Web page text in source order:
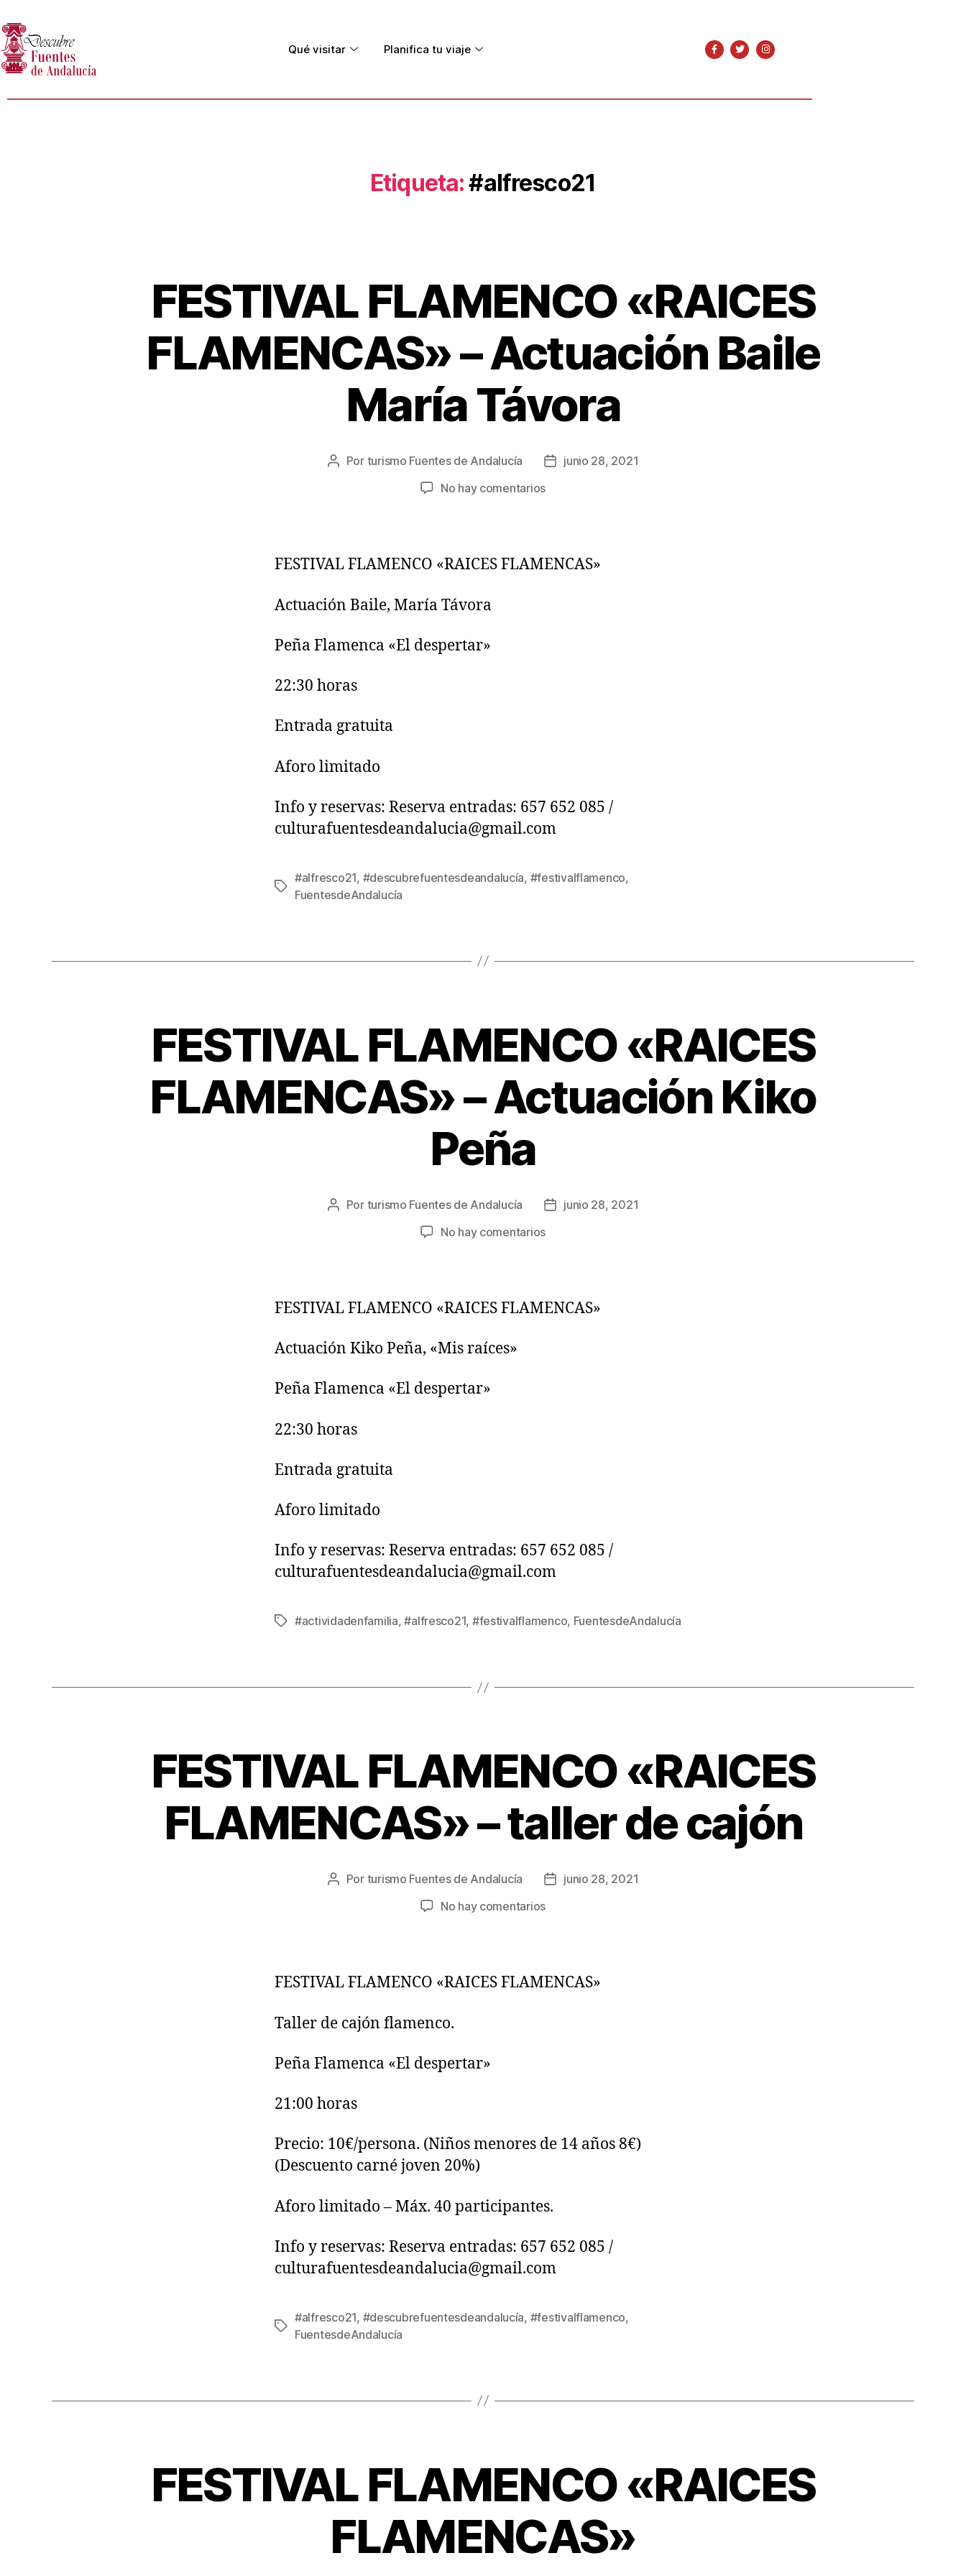
Qué visitar Planifica tu viaje
Etiqueta:#alfresco21
FESTIVAL FLAMENCO «RAICES
FLAMENCAS» – Actuación Baile
María Távora
Por turismo Fuentes de Andalucía
junio 28, 2021
No hay comentarios
FESTIVAL FLAMENCO «RAICES FLAMENCAS»
Actuación Baile, María Távora
Peña Flamenca «El despertar»
22:30 horas
Entrada gratuita
Aforo limitado
Info y reservas: Reserva entradas: 657 652 085 /
culturafuentesdeandalucia@gmail.com
#alfresco21, #descubrefuentesdeandalucía, #festivalflamenco,
FuentesdeAndalucía
FESTIVAL FLAMENCO «RAICES
FLAMENCAS» – Actuación Kiko
Peña
Por turismo Fuentes de Andalucía
junio 28, 2021
No hay comentarios
FESTIVAL FLAMENCO «RAICES FLAMENCAS»
Actuación Kiko Peña, «Mis raíces»
Peña Flamenca «El despertar»
22:30 horas
Entrada gratuita
Aforo limitado
Info y reservas: Reserva entradas: 657 652 085 /
culturafuentesdeandalucia@gmail.com
#actividadenfamilia,#alfresco21, #festivalflamenco, FuentesdeAndalucía
FESTIVAL FLAMENCO «RAICES
FLAMENCAS» – taller de cajón
Por turismo Fuentes de Andalucía
junio 28, 2021
No hay comentarios
FESTIVAL FLAMENCO «RAICES FLAMENCAS»
Taller de cajón flamenco.
Peña Flamenca «El despertar»
21:00 horas
Precio: 10€/persona. (Niños menores de 14 años 8€)
(Descuento carné joven 20%)
Aforo limitado – Máx. 40 participantes.
Info y reservas: Reserva entradas: 657 652 085 /
culturafuentesdeandalucia@gmail.com
#alfresco21, #descubrefuentesdeandalucía, #festivalflamenco,
FuentesdeAndalucía
FESTIVAL FLAMENCO «RAICES
FLAMENCAS»